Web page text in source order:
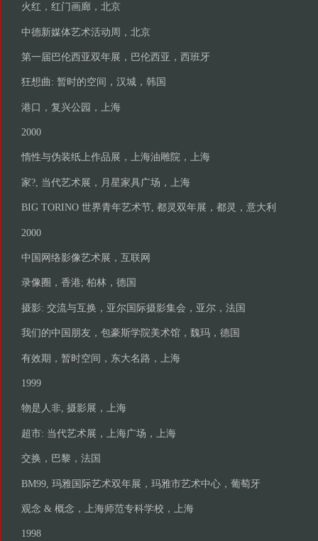
火红，红门画廊，北京
中德新媒体艺术活动周，北京
第一届巴伦西亚双年展，巴伦西亚，西班牙
狂想曲: 暂时的空间，汉城，韩国
港口，复兴公园，上海
2000
惰性与伪装纸上作品展，上海油雕院，上海
家?, 当代艺术展，月星家具广场，上海
BIG TORINO 世界青年艺术节, 都灵双年展，都灵，意大利
2000
中国网络影像艺术展，互联网
录像圈，香港; 柏林，德国
摄影: 交流与互换，亚尔国际摄影集会，亚尔，法国
我们的中国朋友，包豪斯学院美术馆，魏玛，德国
有效期，暂时空间，东大名路，上海
1999
物是人非, 摄影展，上海
超市: 当代艺术展，上海广场，上海
交换，巴黎，法国
BM99, 玛雅国际艺术双年展，玛雅市艺术中心，葡萄牙
观念 & 概念，上海师范专科学校，上海
1998